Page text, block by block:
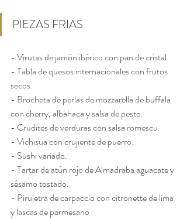
PIEZAS FRIAS
- Virutas de jamón ibérico con pan de cristal.
- Tabla de quesos internacionales con frutos
secos.
- Brocheta de perlas de mozzarella de buffala
con cherry, albahaca y salsa de pesto.
- Crudites de verduras con salsa romescu.
- Vichisua con crujiente de puerro.
- Sushi variado.
- Tartar de atún rojo de Almadraba aguacate y
sésamo tostado.
- Piruletra de carpaccio con citronette de lima
y lascas de parmesano